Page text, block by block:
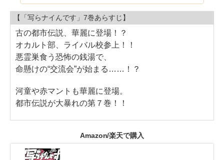
【「写らナイんです」7巻あらすじ】
古の都市伝説、華麗に登場！？
オカルト部、ライバル校参上！！
悪霊巣食う恐怖の銭湯で、
命懸けの“交流会”が始まる……！？
河童や赤マントも華麗に登場。
都市伝説が大暴れの第７巻！！
Amazon/楽天で購入